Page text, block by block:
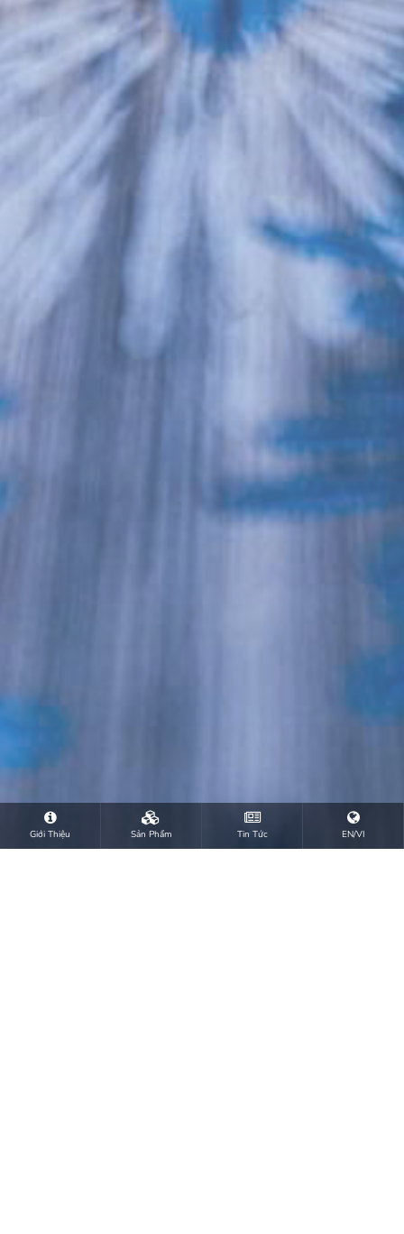
Giới Thiệu Sản Phẩm Tin Tức EN/VI